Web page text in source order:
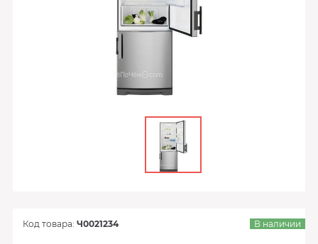
Код товара: Ч0021234 В наличии